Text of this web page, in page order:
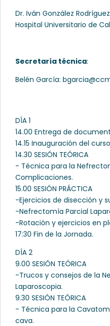
Dr. Iván González
Hospital Universitario de
Secretaría técnica:
Belén García:
DÍA 1
14.00 Entrega de
14.15 Inauguración del
14.30 SESIÓN TEÓRICA
- Técnica para la
Complicaciones.
15.00 SESIÓN PRÁCTICA
-Ejercicios de disección y
-Nefrectomía Parcial
-Rotación y ejercicios en
17:30 Fin de la Jornada.
DÍA 2
9.00 SESIÓN TEÓRICA
-Trucos y consejos de la
Laparoscopia.
9.30 SESIÓN TEÓRICA
- Técnica para la
cava.